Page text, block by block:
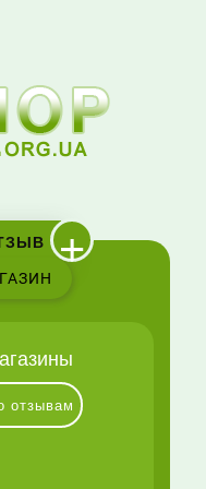
+
отзывам